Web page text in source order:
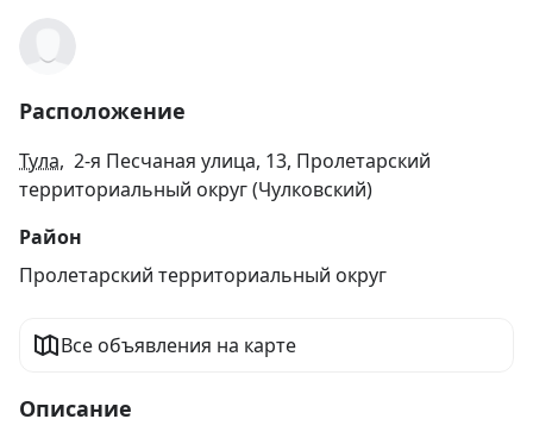
Расположение
Тула, 2-я Песчаная улица, 13, Пролетарский
территориальный округ (Чулковский)
Район
Пролетарский территориальный округ
Все объявления на карте
Описание